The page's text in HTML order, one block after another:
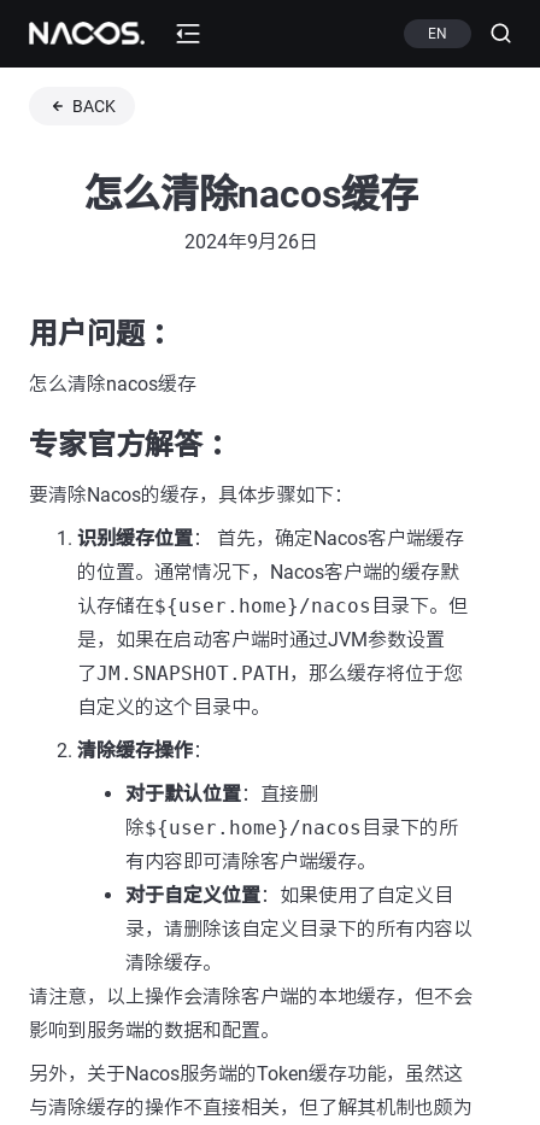
EN
BACK
怎么清除nacos缓存
2024年9月26日
用户问题 ：
怎么清除nacos缓存
专家官方解答 ：
要清除Nacos的缓存，具体步骤如下：
识别缓存位置： 首先，确定Nacos客户端缓存
的位置。通常情况下，Nacos客户端的缓存默
认存储在${user.home}/nacos 目录下。但
是，如果在启动客户端时通过JVM参数设置
了JM.SNAPSHOT.PATH，那么缓存将位于您
自定义的这个目录中。
清除缓存操作：
对于默认位置：直接删
除${user.home}/nacos 目录下的所
有内容即可清除客户端缓存。
对于自定义位置：如果使用了自定义目
录，请删除该自定义目录下的所有内容以
清除缓存。
请注意，以上操作会清除客户端的本地缓存，但不会
影响到服务端的数据和配置。
另外，关于Nacos服务端的Token缓存功能，虽然这
与清除缓存的操作不直接相关，但了解其机制也颇为